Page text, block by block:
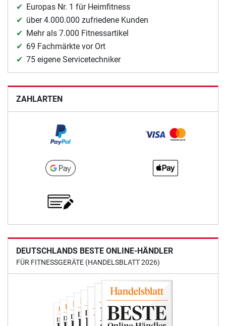
Europas Nr. 1 für Heimfitness
über 4.000.000 zufriedene Kunden
Mehr als 7.000 Fitnessartikel
69 Fachmärkte vor Ort
75 eigene Servicetechniker
ZAHLARTEN
DEUTSCHLANDS BESTE ONLINE-HÄNDLER
FÜR FITNESSGERÄTE (HANDELSBLATT 2026)